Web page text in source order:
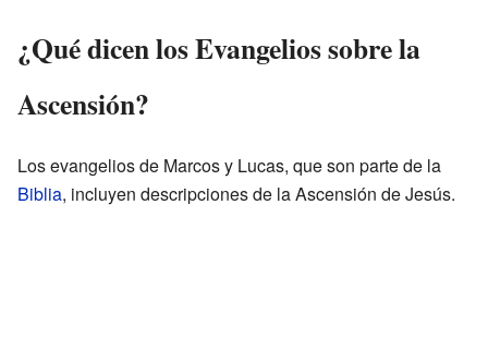
¿Qué dicen los Evangelios sobre la
Ascensión?
Los evangelios de Marcos y Lucas, que son parte de la
Biblia, incluyen descripciones de la Ascensión de Jesús.